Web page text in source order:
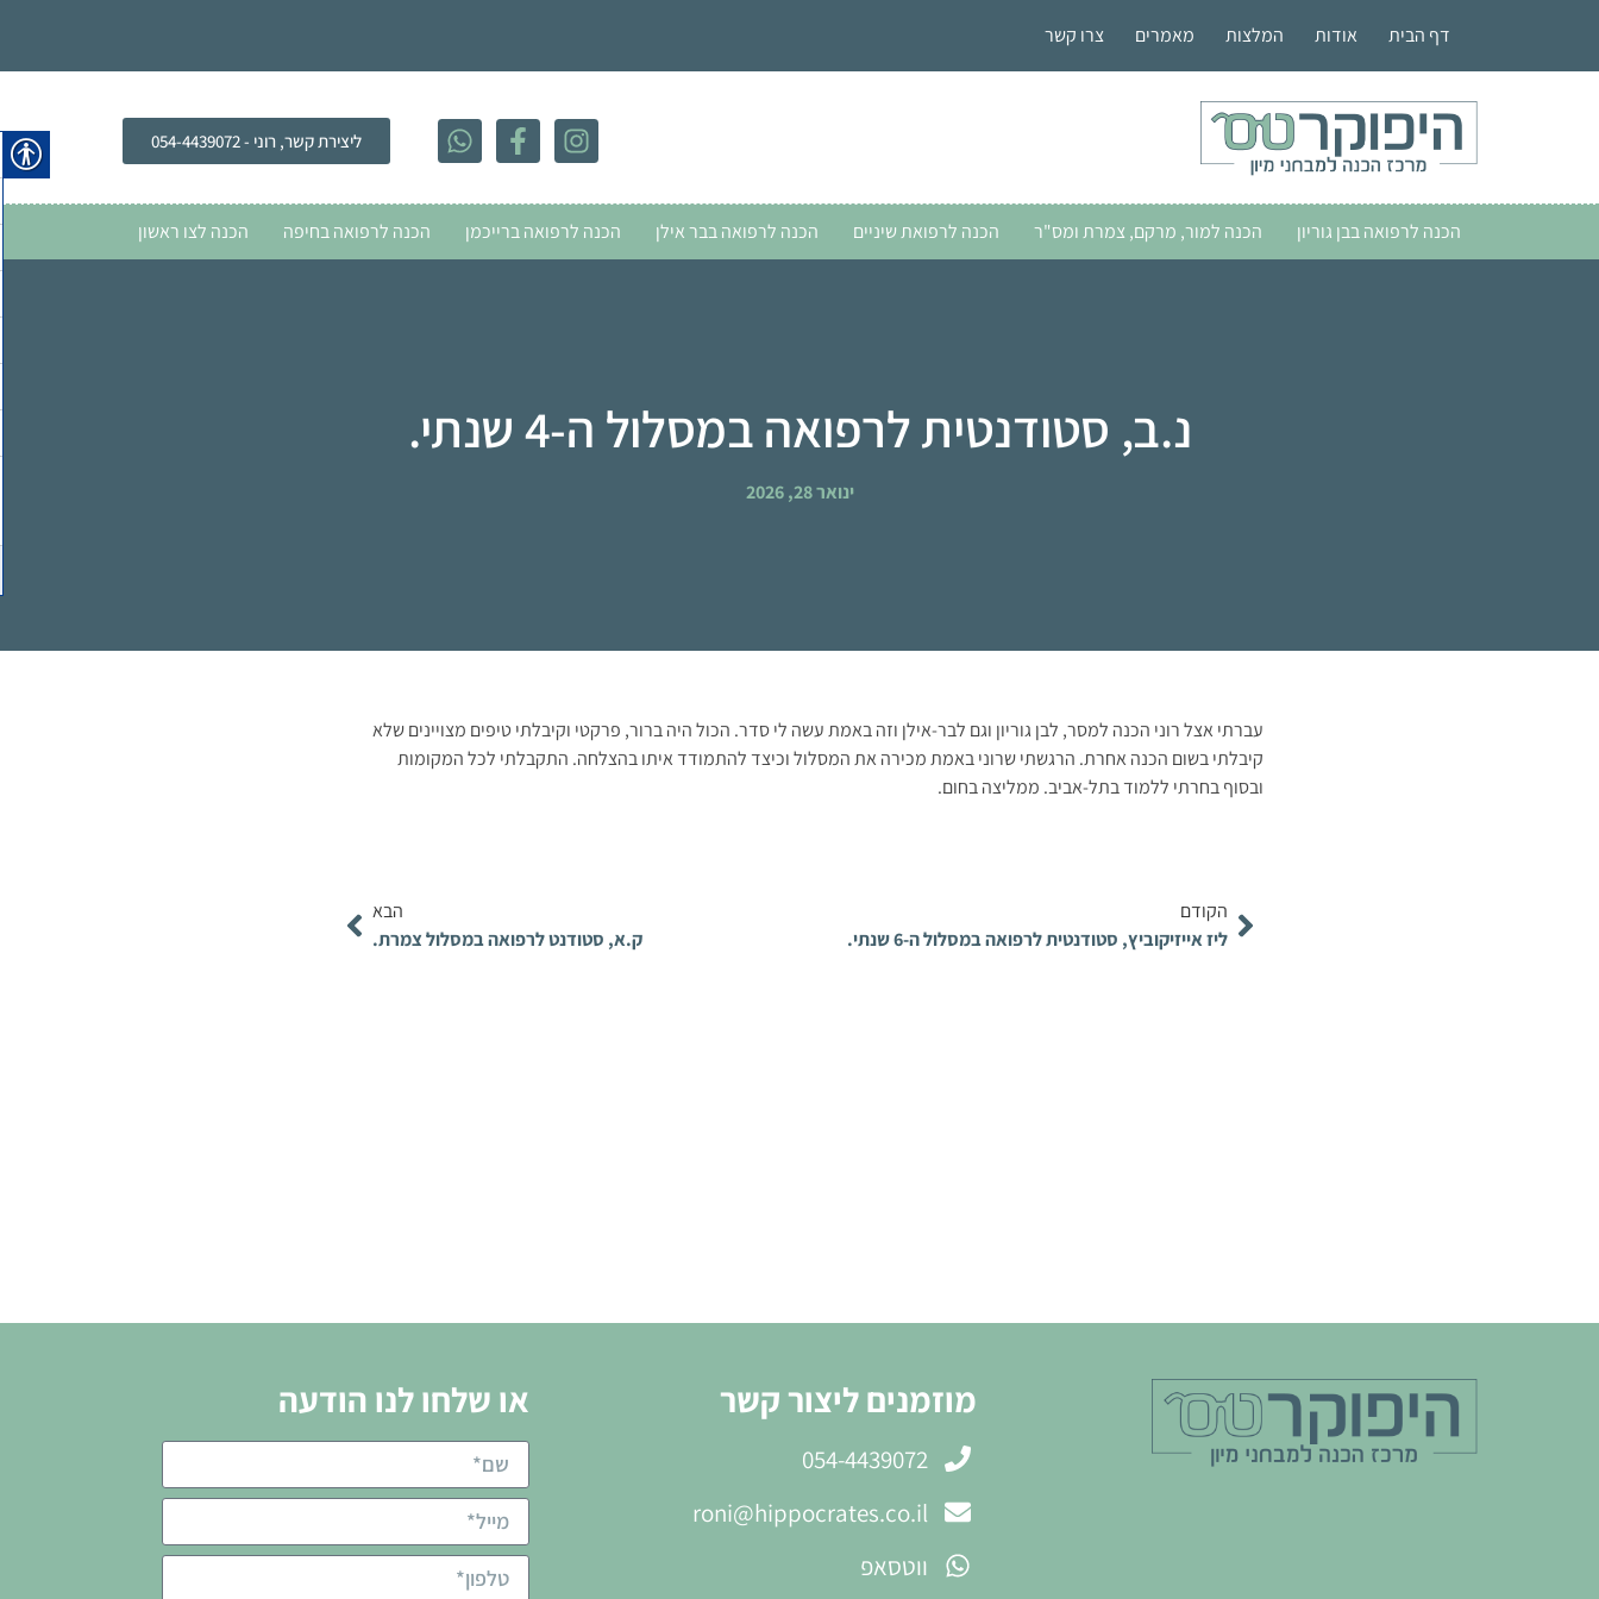
דף הבית אודות המלצות מאמרים צרו קשר
ליצירת קשר, רוני - 054-4439072
הכנה לרפואה בבן גוריון הכנה למור, מרקם, צמרת ומס"ר הכנה לרפואת שיניים הכנה לרפואה בבר אילן הכנה לרפואה ברייכמן הכנה לרפואה בחיפה הכנה לצו ראשון
נ.ב, סטודנטית לרפואה במסלול ה-4 שנתי.
ינואר 28, 2026
עברתי אצל רוני הכנה למסר, לבן גוריון וגם לבר‑אילן וזה באמת עשה לי סדר. הכול היה ברור, פרקטי וקיבלתי טיפים מצויינים שלא
קיבלתי בשום הכנה אחרת. הרגשתי שרוני באמת מכירה את המסלול וכיצד להתמודד איתו בהצלחה. התקבלתי לכל המקומות
ובסוף בחרתי ללמוד בתל‑אביב. ממליצה בחום.
הקודם
ליז אייזיקוביץ, סטודנטית לרפואה במסלול ה-6 שנתי.
הבא
ק.א, סטודנט לרפואה במסלול צמרת.
מוזמנים ליצור קשר
054-4439072
roni@hippocrates.co.il
ווטסאפ
או שלחו לנו הודעה